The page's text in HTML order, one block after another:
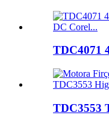
TDC4071
TDC3553